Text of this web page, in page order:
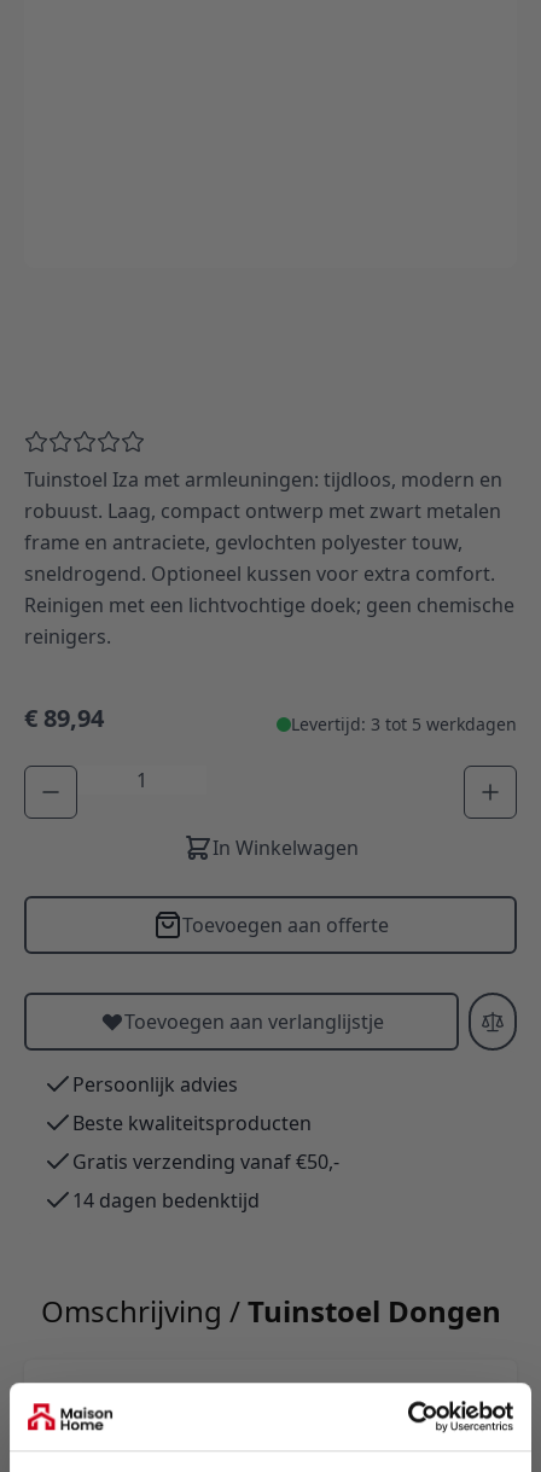
Tuinstoel Iza met armleuningen: tijdloos, modern en
robuust. Laag, compact ontwerp met zwart metalen
frame en antraciete, gevlochten polyester touw,
sneldrogend. Optioneel kussen voor extra comfort.
Reinigen met een lichtvochtige doek; geen chemische
reinigers.
€ 89,94 Levertijd: 3 tot 5 werkdagen
Aantal
In Winkelwagen
Toevoegen aan offerte
Toevoegen aan verlanglijstje
Persoonlijk advies
Beste kwaliteitsproducten
Gratis verzending vanaf €50,-
14 dagen bedenktijd
Omschrijving /Tuinstoel Dongen
Tuinstoel Iza met armleuningen: tijdloos, modern
en robuust. Laag, compact ontwerp met zwart
metalen frame en antraciete, gevlochten